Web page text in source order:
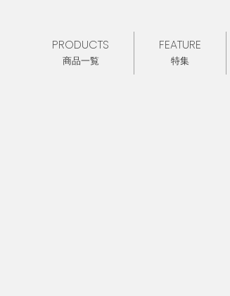
PRODUCTS
商品一覧
FEATURE
特集